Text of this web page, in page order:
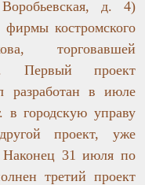
д. 4)
фирмы костромского
торговавшей
Первый проект
разработан в июле
в городскую управу
проект, уже
Наконец 31 июля по
третий проект